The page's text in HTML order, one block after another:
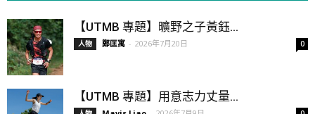
【UTMB 專題】曠野之子黃鈺...
人物 鄭匡寓 - 2026年7月20日 0
【UTMB 專題】用意志力丈量...